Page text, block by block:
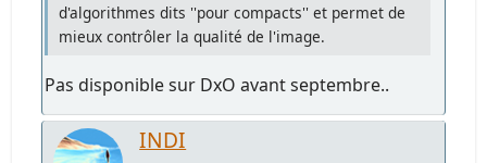
d'algorithmes dits ''pour compacts'' et permet de
mieux contrôler la qualité de l'image.
Pas disponible sur DxO avant septembre..
INDI